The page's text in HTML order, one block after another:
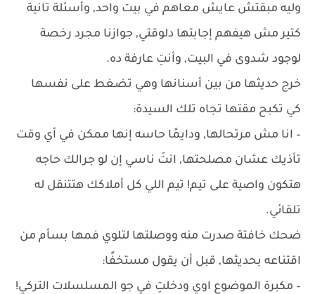
وليه مبقتش عايش معاهم في بيت واحد, وأسئلة تانية
كتير مش هيفهم إجابتها دلوقتي, جوازنا مجرد رخصة
لوجود شدوى في البيت, وأنتِ عارفة ده.
خرج حديثها من بين أسنانها وهي تضغط على نفسها
كي تكبح مقتها تجاه تلك السيدة:
– انا مش مرتحالها, ودايمًا حاسه إنها ممكن في أي وقت
تأذيك عشان مصلحتها, انتَ ناسي إن لو جرالك حاجه
هتكون واصية على تيم! تيم اللي كل أملاكك هتتنقل له
تلقائي.
ضحك خافتة صدرت منه ووصلتها لتلوي فمها بسأم من
اقتناعه بحديثها, قبل أن يقول مستخفًا:
– مكبرة الموضوع اوي ودخلتِ في جو المسلسلات التركي!